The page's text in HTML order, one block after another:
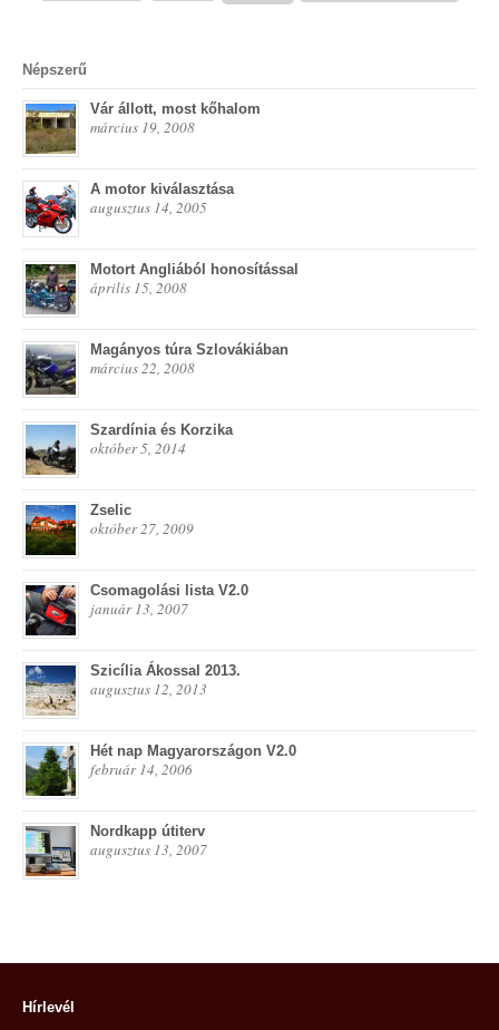
Népszerű
Vár állott, most kőhalom
március 19, 2008
A motor kiválasztása
augusztus 14, 2005
Motort Angliából honosítással
április 15, 2008
Magányos túra Szlovákiában
március 22, 2008
Szardínia és Korzika
október 5, 2014
Zselic
október 27, 2009
Csomagolási lista V2.0
január 13, 2007
Szicília Ákossal 2013.
augusztus 12, 2013
Hét nap Magyarországon V2.0
február 14, 2006
Nordkapp útiterv
augusztus 13, 2007
Hírlevél